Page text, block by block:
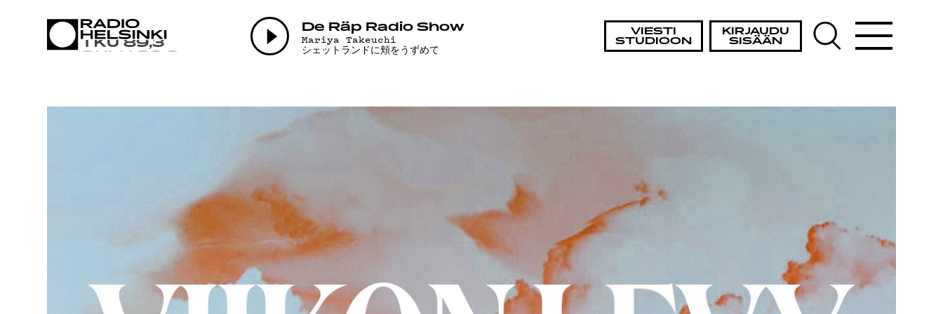
VIESTI
STUDIOON
KIRJAUDU
SISÄÄN
De Räp Radio Show
Mariya Takeuchi
シェットランドに頬をうずめて
AJANKOHTAISTA
OHJELMAT
ON-DEMAND
PODCAST
MAINOSTA